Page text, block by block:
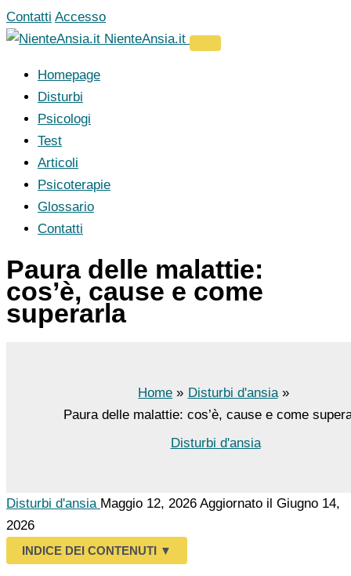
Vai
al
Contatti Accesso
NienteAnsia.it
Homepage
Disturbi
Psicologi
Test
Articoli
Psicoterapie
Glossario
Contatti
Paura delle malattie:
cos’è, cause e come
superarla
Home
Disturbi d'ansia
Paura delle malattie: cos’è, cause e come
Disturbi d'ansia
Disturbi d'ansia Maggio 12, 2026 Aggiornato il Giugno 14,
2026
INDICE DEI CONTENUTI ▼